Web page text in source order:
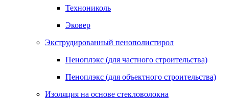
Технониколь
Эковер
Экструдированный пенополистирол
Пеноплэкс (для частного строительства)
Пеноплэкс (для объектного строительства)
Изоляция на основе стекловолокна